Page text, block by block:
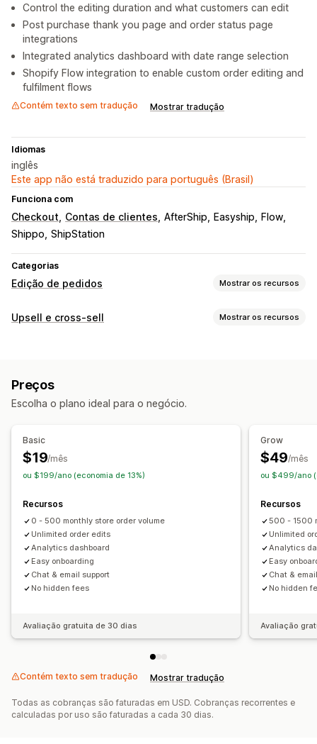
Control the editing duration and what customers can edit
Post purchase thank you page and order status page
integrations
Integrated analytics dashboard with date range selection
Shopify Flow integration to enable custom order editing and
fulfilment flows
Contém texto sem tradução Mostrar tradução
Idiomas
inglês
Este app não está traduzido para português (Brasil)
Funciona com
Checkout Contas de clientes AfterShip Easyship
Flow
Shippo ShipStation
Categorias
Edição de pedidos Mostrar os recursos
Atualizações de pedidos
Gerenciamento de pedidos
Upsell e cross-sell Mostrar os recursos
Complementos com um clique
Em vários idiomas
Complementos de produto
Recomendações de produtos
Descontos por volume
Preços
Escolha o plano ideal para o negócio.
Basic
$19/mês
ou $199/ano (economia de 13%)
Recursos
0 - 500 monthly store order volume
Unlimited order edits
Analytics dashboard
Easy onboarding
Chat & email support
No hidden fees
Avaliação gratuita de 30 dias
Grow
$49/mês
ou $499/ano
Recursos
500 - 1500
Unlimited
Analytics
Easy
Chat &
No hidden
Avaliação
Contém texto sem tradução Mostrar tradução
Todas as cobranças são faturadas em USD. Cobranças recorrentes e
calculadas por uso são faturadas a cada 30 dias.